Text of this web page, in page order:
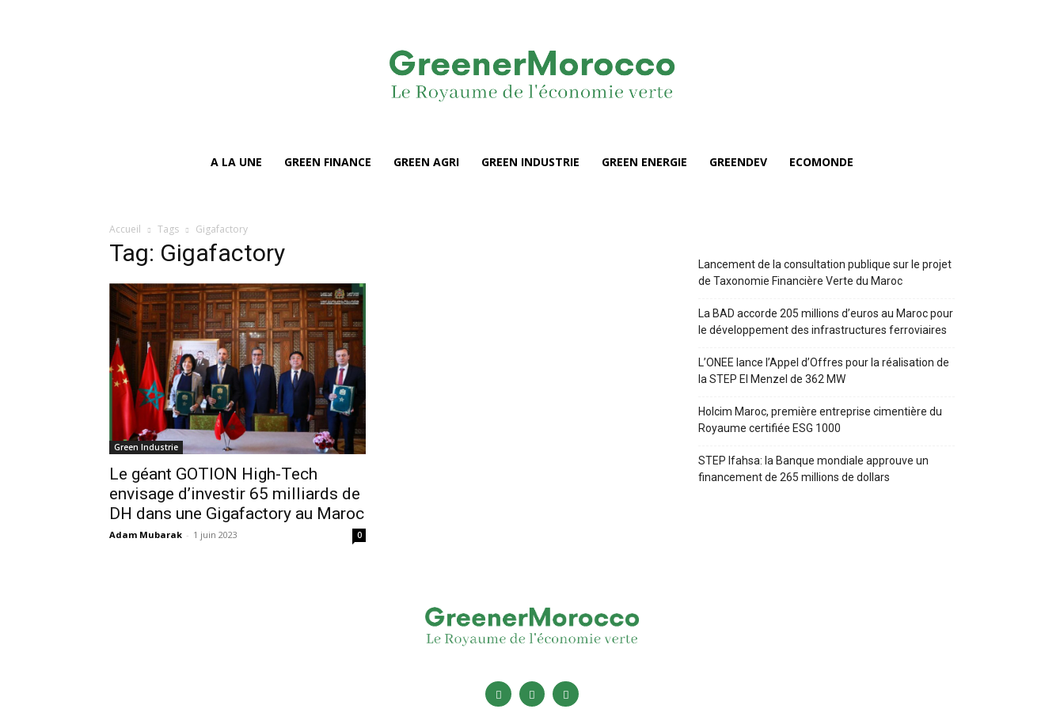
A LA UNE GREEN FINANCE GREEN AGRI GREEN INDUSTRIE GREEN ENERGIE GREENDEV ECOMONDE
Accueil Tags Gigafactory
Tag: Gigafactory
Green Industrie
Le géant GOTION High-Tech
envisage d’investir 65 milliards de
DH dans une Gigafactory au Maroc
Adam Mubarak - 1 juin 2023 0
Lancement de la consultation publique sur le projet
de Taxonomie Financière Verte du Maroc
La BAD accorde 205 millions d’euros au Maroc pour
le développement des infrastructures ferroviaires
L’ONEE lance l’Appel d’Offres pour la réalisation de
la STEP El Menzel de 362 MW
Holcim Maroc, première entreprise cimentière du
Royaume certifiée ESG 1000
STEP Ifahsa: la Banque mondiale approuve un
financement de 265 millions de dollars